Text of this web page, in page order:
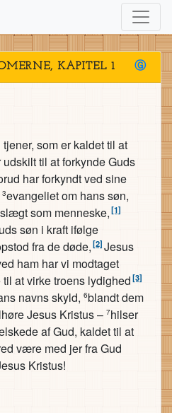
KAPITEL 1 Ⓖ
som er kaldet til at
til at forkynde Guds
har forkyndt ved sine
3evangeliet om hans søn,
som menneske,[1]
søn i kraft ifølge
fra de døde,[2]Jesus
ham har vi modtaget
at virke troens lydighed[3]
navns skyld, 6blandt dem
Jesus Kristus – 7hilser
af Gud, kaldet til at
være med jer fra Gud
Kristus!